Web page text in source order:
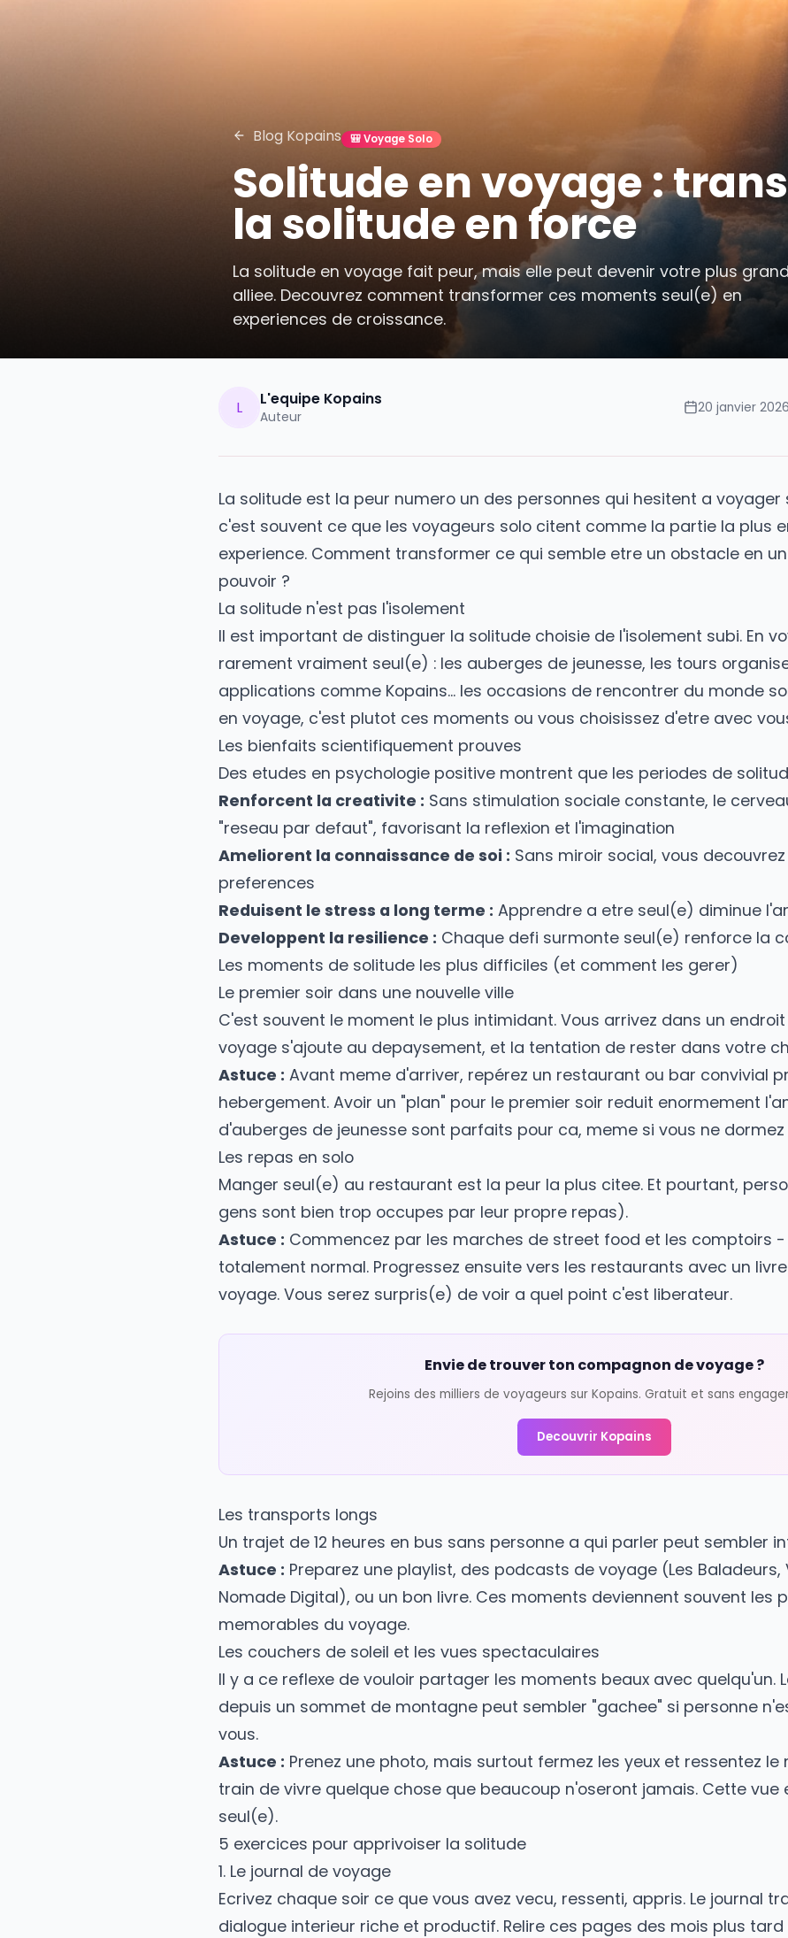
Blog Kopains
Solitude en voyage :
la solitude en force
La solitude en voyage fait peur, mais elle peut devenir votre
alliee. Decouvrez comment transformer ces moments
experiences de croissance.
L
La solitude est la peur numero un des personnes qui hesitent
c'est souvent ce que les voyageurs solo citent comme la
experience. Comment transformer ce qui semble etre un
pouvoir ?
La solitude n'est pas l'isolement
Il est important de distinguer la solitude choisie de l'isolement
rarement vraiment seul(e) : les auberges de jeunesse, les
applications comme Kopains... les occasions de rencontrer du
en voyage, c'est plutot ces moments ou vous choisissez
Les bienfaits scientifiquement prouves
Des etudes en psychologie positive montrent que les periodes
Renforcent la creativite :
"reseau par defaut", favorisant la reflexion et l'imagination
Ameliorent la connaissance de soi :Sans miroir social, vous
preferences
Reduisent le stress a long terme :Apprendre a etre seul(e)
Developpent la resilience : Chaque defi surmonte seul(e)
Les moments de solitude les plus difficiles (et comment les
Le premier soir dans une nouvelle ville
C'est souvent le moment le plus intimidant. Vous arrivez dans
voyage s'ajoute au depaysement, et la tentation de rester
Astuce :Avant meme d'arriver, repérez un restaurant ou bar
hebergement. Avoir un "plan" pour le premier soir reduit
d'auberges de jeunesse sont parfaits pour ca, meme si vous
Les repas en solo
Commencez par les marches de street food et les
totalement normal. Progressez ensuite vers les restaurants
voyage. Vous serez surpris(e) de voir a quel point c'est
Rejoins des milliers de voyageurs sur Kopains. Gratuit et
Decouvrir Kopains
Les transports longs
Un trajet de 12 heures en bus sans personne a qui parler peut
Astuce :
Nomade Digital), ou un bon livre. Ces moments deviennent
memorables du voyage.
Les couchers de soleil et les vues spectaculaires
Il y a ce reflexe de vouloir partager les moments beaux avec
depuis un sommet de montagne peut sembler "gachee" si
vous.